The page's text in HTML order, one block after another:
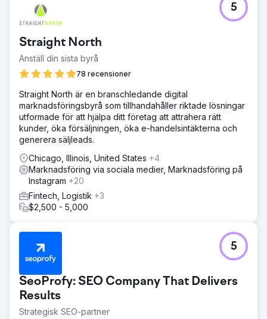
Straight North
Anställ din sista byrå
78 recensioner
5
Straight North är en branschledande digital
marknadsföringsbyrå som tillhandahåller riktade lösningar
utformade för att hjälpa ditt företag att attrahera rätt
kunder, öka försäljningen, öka e-handelsintäkterna och
generera säljleads.
Chicago, Illinois, United States +4
Marknadsföring via sociala medier, Marknadsföring på
Instagram +20
Fintech, Logistik +3
$2,500 - 5,000
SeoProfy: SEO Company That Delivers
Results
Strategisk SEO-partner
5